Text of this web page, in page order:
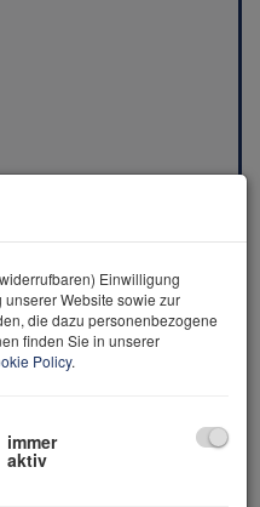
Einwilligung
Website sowie zur
die dazu personenbezogene
finden Sie in unserer
Policy.
immer
aktiv